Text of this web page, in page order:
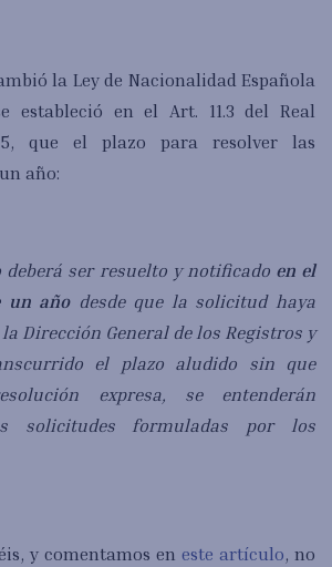
la Ley de Nacionalidad Española
estableció en el Art. 11.3 del Real
que el plazo para resolver las
año:
deberá ser resuelto y notificado en el
un añodesde que la solicitud haya
Dirección General de los Registros y
el plazo aludido sin que
expresa, se entenderán
solicitudes formuladas por los
y comentamos en este artículo, no